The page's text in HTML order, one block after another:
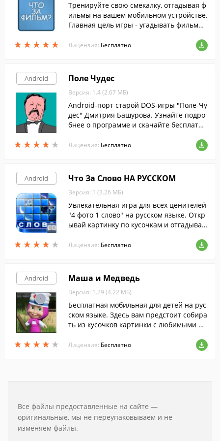
★ ★ ★ ★ ★
★ ★ ★ ★ ★
Тренируйте свою смекалку, отгадывая ф
ильмы на вашем мобильном устройстве.
Главная цель игры - угадывать фильмы
Лицензия: Бесплатно
Android
★ ★ ★ ★ ★
★ ★ ★ ★ ★
Поле Чудес
Версия: 1.4 (2.67 МБ)
Android-порт старой DOS-игры "Поле-Чу
дес" Дмитрия Башурова. Узнайте подро
бнее о программе и скачайте бесплатн
Лицензия: Бесплатно
Android
★ ★ ★ ★ ★
★ ★ ★ ★ ★
Что За Слово НА РУССКОМ
Версия: 1 (3.26 МБ)
Увлекательная игра для всех ценителей
"4 фото 1 слово" на русском языке. Откр
ывай картинку по кусочкам и отгадывай
Лицензия: Бесплатно
Android
★ ★ ★ ★ ★
★ ★ ★ ★ ★
Маша и Медведь
Версия: 1.29 (4.22 МБ)
Бесплатная мобильная для детей на рус
ском языке. Здесь вам предстоит собира
ть из кусочков картинки с любимыми пе
Лицензия: Бесплатно
Все файлы предоставленные на сайте —
оригинальные, мы не переупаковываем и не
изменяем файлы.